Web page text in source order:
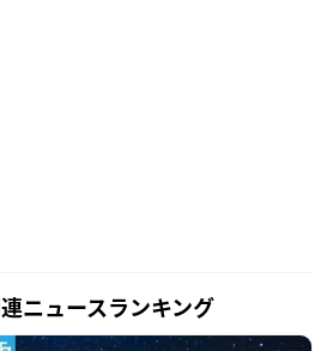
ニュースランキング